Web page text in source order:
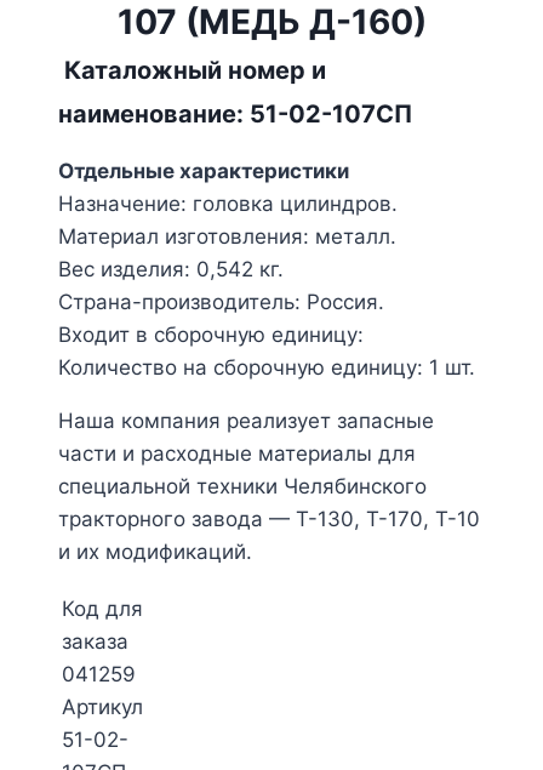
107 (МЕДЬ Д-160)
Каталожный номер и
наименование: 51-02-107СП
Отдельные характеристики
Назначение: головка цилиндров.
Материал изготовления: металл.
Вес изделия: 0,542 кг.
Страна-производитель: Россия.
Входит в сборочную единицу:
Количество на сборочную единицу: 1 шт.
Наша компания реализует запасные
части и расходные материалы для
специальной техники Челябинского
тракторного завода — Т-130, Т-170, Т-10
и их модификаций.
Код для
заказа
041259
Артикул
51-02-